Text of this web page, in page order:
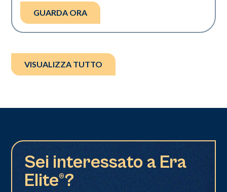
GUARDA ORA
VISUALIZZA TUTTO
Sei interessato a Era
Elite®?